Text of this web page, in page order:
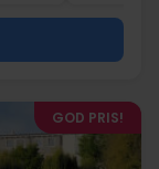
GOD PRIS!